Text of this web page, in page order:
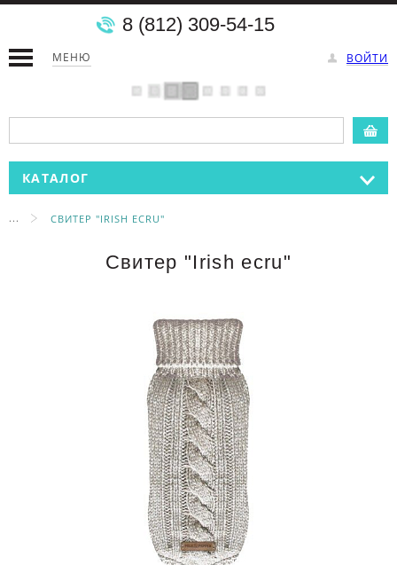
МЕНЮ ВОЙТИ
8 (812) 309-54-15
КАТАЛОГ
... СВИТЕР "IRISH ECRU"
Свитер "Irish ecru"